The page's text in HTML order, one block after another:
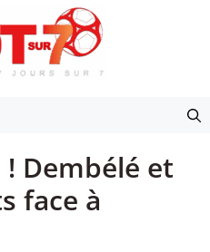
! Dembélé et
face à